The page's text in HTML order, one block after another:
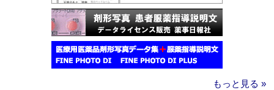
もっと見る »